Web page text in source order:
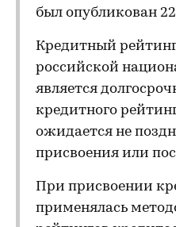
был опубликован
Кредитный
российской
является
кредитного
ожидается не
присвоения или
При присвоении
применялась